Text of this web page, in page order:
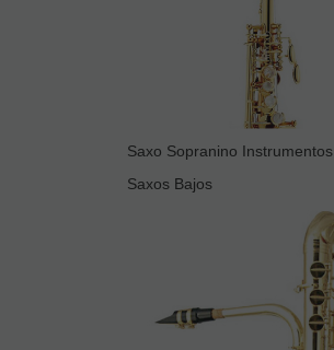
Saxo Sopranino Instrumentos
Saxos Bajos